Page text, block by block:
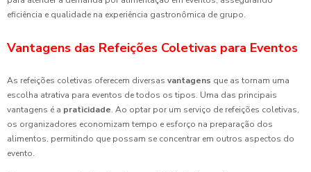
eficiência e qualidade na experiência gastronômica de grupo.
Vantagens das Refeições Coletivas para Eventos
As refeições coletivas oferecem diversas vantagens que as tornam uma
escolha atrativa para eventos de todos os tipos. Uma das principais
vantagens é a praticidade. Ao optar por um serviço de refeições coletivas,
os organizadores economizam tempo e esforço na preparação dos
alimentos, permitindo que possam se concentrar em outros aspectos do
evento.